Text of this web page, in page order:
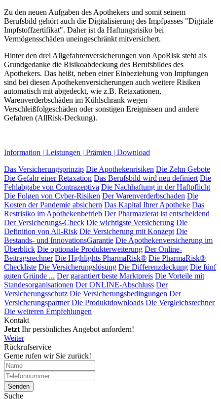
Zu den neuen Aufgaben des Apothekers und somit seinem
Berufsbild gehört auch die Digitalisierung des Impfpasses "Digitale
Impfstoffzertifikat". Daher ist da Haftungsrisiko bei
Vermögensschäden uneingeschränkt mitversichert.
Hinter den drei Allgefahrenversicherungen von ApoRisk steht als
Grundgedanke die Risikoabdeckung des Berufsbildes des
Apothekers. Das heißt, neben einer Einbeziehung von Impfungen
sind bei diesen Apothekenversicherungen auch weitere Risiken
automatisch mit abgedeckt, wie z.B. Retaxationen,
Warenverderbschäden im Kühlschrank wegen
Verschleißfolgeschäden oder sonstigen Ereignissen und andere
Gefahren (AllRisk-Deckung).
Information | Leistungen | Prämien | Download
Das Versicherungsprinzip Die Apothekenrisiken Die Zehn Gebote
Die Gefahr einer Retaxation Das Berufsbild wird neu definiert Die
Fehlabgabe von Contrazeptiva Die Nachhaftung in der Haftpflicht
Die Folgen von Cyber-Risiken Der Warenverderbschaden Die
Kosten der Pandemie absichern Das Kapital Ihrer Apotheke Das
Restrisiko im Apothekenbetrieb Der Pharmazierat ist entscheidend
Der Versicherungs-Check Die wichtigste Versicherung Die
Definition von All-Risk Die Versicherung mit Konzept Die
Bestands- und InnovationsGarantie Die Apothekenversicherung im
Überblick Die optionale Produkterweiterung Der Online-
Beitragsrechner Die Highlights PharmaRisk® Die PharmaRisk®
Checkliste Die Versicherungslösung Die Differenzdeckung Die fünf
guten Gründe ... Der garantiert beste Marktpreis Die Vorteile mit
Standesorganisationen Der ONLINE-Abschluss Der
Versicherungsschutz Die Versicherungsbedingungen Der
Versicherungspartner Die Produktdownloads Die Vergleichsrechner
Die weiteren Empfehlungen
Kontakt
Jetzt Ihr persönliches Angebot anfordern!
Weiter
Rückrufservice
Gerne rufen wir Sie zurück!
Suche